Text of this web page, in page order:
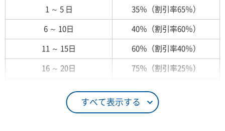
すべて表示する
1 ～ 5 日 35％（割引率65％）
6 ～ 10日 40％（割引率60％）
11 ～ 15日 60％（割引率40％）
16 ～ 20日 75％（割引率25％）
26日 ～ 1ヶ月 100％（割引率 0％）